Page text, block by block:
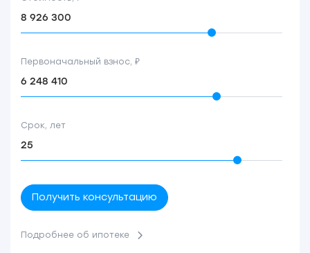
Первоначальный взнос, ₽
Срок, лет
Получить консультацию
Подробнее об ипотеке